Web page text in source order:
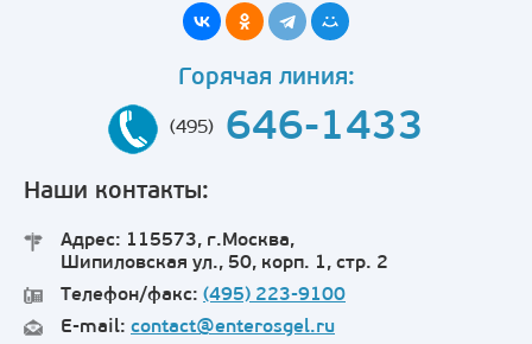
Горячая линия:
(495) 646-1433
Наши контакты:
Адрес: 115573, г.Москва,
Шипиловская ул., 50, корп. 1, стр. 2
Телефон/факс: (495) 223-9100
E-mail: contact@enterosgel.ru